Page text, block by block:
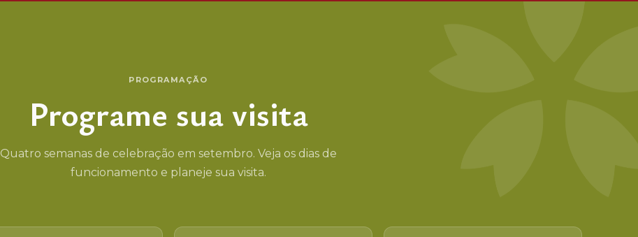
PROGRAMAÇÃO
Programe sua visita
Quatro semanas de celebração em setembro. Veja os dias de
funcionamento e planeje sua visita.